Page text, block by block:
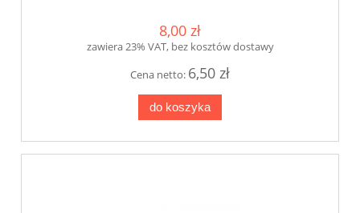
8,00 zł
zawiera 23% VAT, bez kosztów dostawy
Cena netto: 6,50 zł
do koszyka